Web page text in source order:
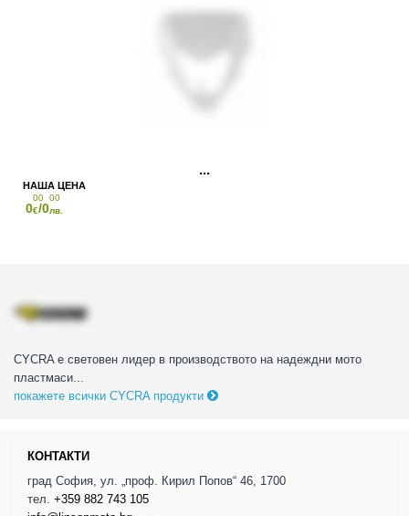
CYCRA е световен лидер в производството на надеждни мото
пластмаси...
покажете всички CYCRA продукти
0
00
€/0
00
лв.
КОНТАКТИ
град София, ул. „проф. Кирил Попов“ 46, 1700
тел. +359 882 743 105